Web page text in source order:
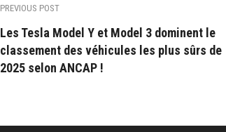
PREVIOUS POST
Les Tesla Model Y et Model 3 dominent le
classement des véhicules les plus sûrs de
2025 selon ANCAP !